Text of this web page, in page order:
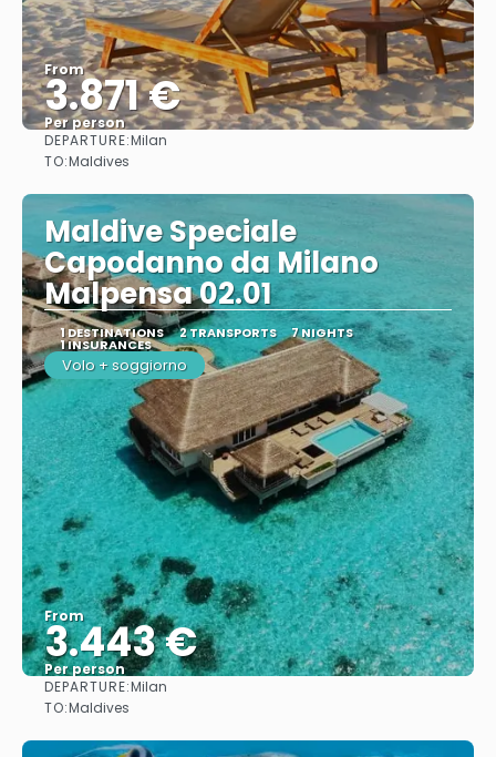
From
3.871 €
Per person
DEPARTURE:Milan
TO:Maldives
Maldive Speciale
Capodanno da Milano
Malpensa 02.01
1 DESTINATIONS 2 TRANSPORTS 7 NIGHTS
1 INSURANCES
Volo + soggiorno
From
3.443 €
Per person
DEPARTURE:Milan
TO:Maldives